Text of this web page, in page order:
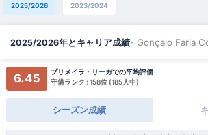
2025/2026 2023/2024
2025/2026年とキャリア成績- Gonçalo Faria
6.45
プリメイラ・リーガでの平均評価
守備ランク : 158位 (185人中)
シーズン成績